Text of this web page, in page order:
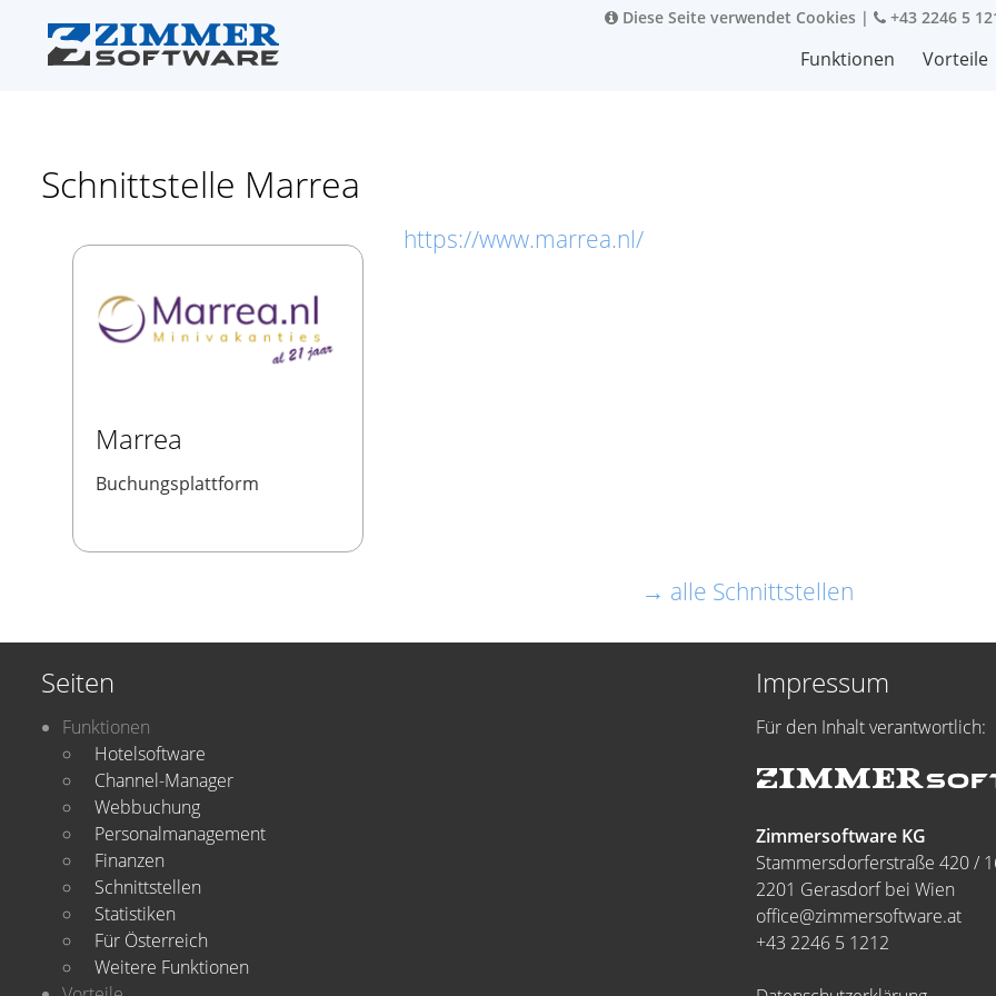
Diese Seite verwendet Cookies | +43 2246 5
Funktionen Vorteile
Schnittstelle Marrea
Marrea
Buchungsplattform
https://www.marrea.nl/
→ alle Schnittstellen
Seiten
Funktionen
Hotelsoftware
Channel-Manager
Webbuchung
Personalmanagement
Finanzen
Schnittstellen
Statistiken
Für Österreich
Weitere Funktionen
Impressum
Für den Inhalt verantwortlich:
Zimmersoftware KG
Stammersdorferstraße 420 /
2201 Gerasdorf bei Wien
office@zimmersoftware.at
+43 2246 5 1212